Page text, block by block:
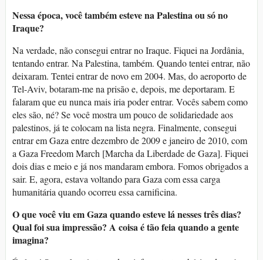
Nessa época, você também esteve na Palestina ou só no
Iraque?
Na verdade, não consegui entrar no Iraque. Fiquei na Jordânia,
tentando entrar. Na Palestina, também. Quando tentei entrar, não
deixaram. Tentei entrar de novo em 2004. Mas, do aeroporto de
Tel-Aviv, botaram-me na prisão e, depois, me deportaram. E
falaram que eu nunca mais iria poder entrar. Vocês sabem como
eles são, né? Se você mostra um pouco de solidariedade aos
palestinos, já te colocam na lista negra. Finalmente, consegui
entrar em Gaza entre dezembro de 2009 e janeiro de 2010, com
a Gaza Freedom March [Marcha da Liberdade de Gaza]. Fiquei
dois dias e meio e já nos mandaram embora. Fomos obrigados a
sair. E, agora, estava voltando para Gaza com essa carga
humanitária quando ocorreu essa carnificina.
O que você viu em Gaza quando esteve lá nesses três dias?
Qual foi sua impressão? A coisa é tão feia quando a gente
imagina?